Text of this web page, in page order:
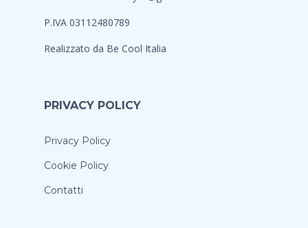
P.IVA 03112480789
Realizzato da Be Cool Italia
PRIVACY POLICY
Privacy Policy
Cookie Policy
Contatti